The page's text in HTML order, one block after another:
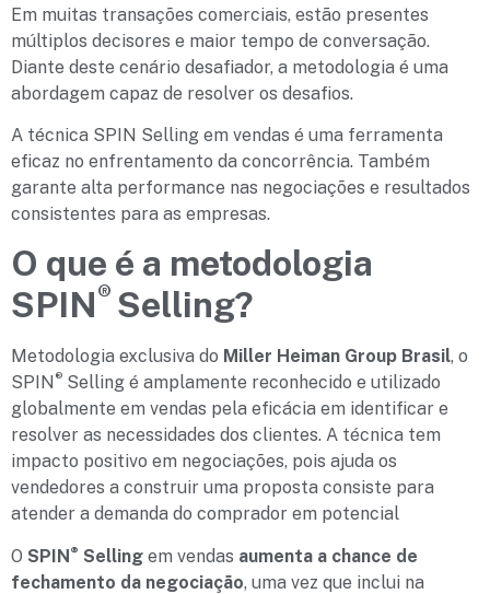
Em muitas transações comerciais, estão presentes
múltiplos decisores e maior tempo de conversação.
Diante deste cenário desafiador, a metodologia é uma
abordagem capaz de resolver os desafios.
A técnica SPIN Selling em vendas é uma ferramenta
eficaz no enfrentamento da concorrência. Também
garante alta performance nas negociações e resultados
consistentes para as empresas.
O que é a metodologia
SPIN® Selling?
Metodologia exclusiva do Miller Heiman Group Brasil, o
SPIN ® Selling é amplamente reconhecido e utilizado
globalmente em vendas pela eficácia em identificar e
resolver as necessidades dos clientes. A técnica tem
impacto positivo em negociações, pois ajuda os
vendedores a construir uma proposta consiste para
atender a demanda do comprador em potencial
O SPIN® Selling em vendas aumenta a chance de
fechamento da negociação, uma vez que inclui na